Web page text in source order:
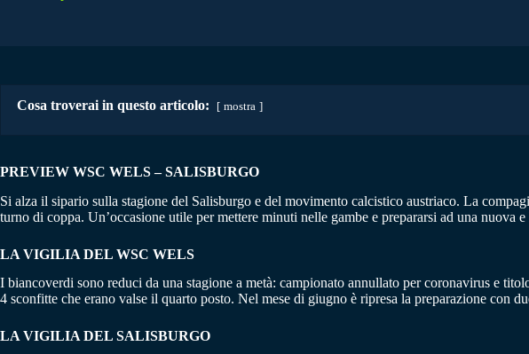
Cosa troverai in questo articolo: mostra
PREVIEW WSC WELS – SALISBURGO
Si alza il sipario sulla stagione del Salisburgo e del movimento calcistico austriaco. La
turno di coppa. Un’occasione utile per mettere minuti nelle gambe e prepararsi ad una
LA VIGILIA DEL WSC WELS
I biancoverdi sono reduci da una stagione a metà: campionato annullato per coronavirus e
4 sconfitte che erano valse il quarto posto. Nel mese di giugno è ripresa la preparazione con
LA VIGILIA DEL SALISBURGO